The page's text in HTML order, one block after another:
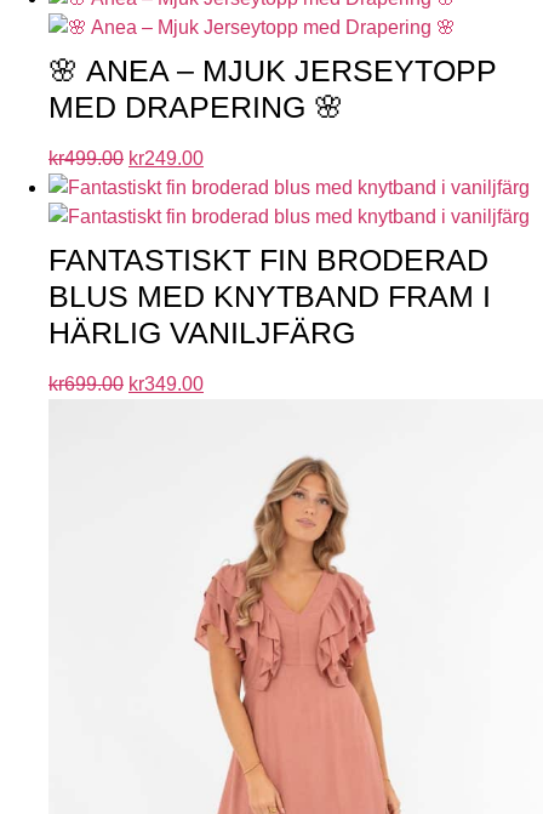
🌸 ANEA – MJUK JERSEYTOPP
MED DRAPERING 🌸
kr499.00 kr249.00
FANTASTISKT FIN BRODERAD
BLUS MED KNYTBAND FRAM I
HÄRLIG VANILJFÄRG
kr699.00 kr349.00